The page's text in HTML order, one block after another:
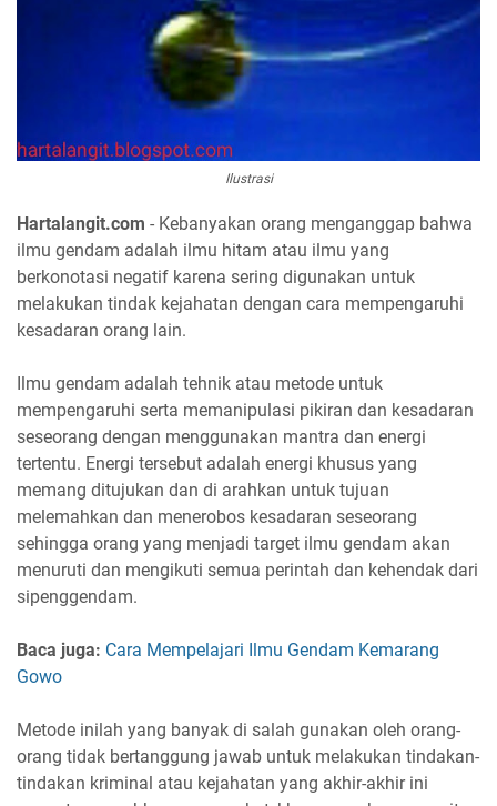
Ilustrasi
Hartalangit.com - Kebanyakan orang menganggap bahwa
ilmu gendam adalah ilmu hitam atau ilmu yang
berkonotasi negatif karena sering digunakan untuk
melakukan tindak kejahatan dengan cara mempengaruhi
kesadaran orang lain.
Ilmu gendam adalah tehnik atau metode untuk
mempengaruhi serta memanipulasi pikiran dan kesadaran
seseorang dengan menggunakan mantra dan energi
tertentu. Energi tersebut adalah energi khusus yang
memang ditujukan dan di arahkan untuk tujuan
melemahkan dan menerobos kesadaran seseorang
sehingga orang yang menjadi target ilmu gendam akan
menuruti dan mengikuti semua perintah dan kehendak dari
sipenggendam.
Baca juga: Cara Mempelajari Ilmu Gendam Kemarang
Gowo
Metode inilah yang banyak di salah gunakan oleh orang-
orang tidak bertanggung jawab untuk melakukan tindakan-
tindakan kriminal atau kejahatan yang akhir-akhir ini